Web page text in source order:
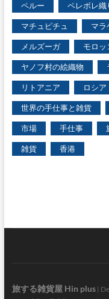
ペルー ペレボレ織
マチュピチュ マラ
メルズーガ モロッ
ヤノフ村の絵織物
リトアニア ロシア
世界の手仕事と雑貨
市場 手仕事
雑貨 香港
旅する雑貨屋 Hin plus|